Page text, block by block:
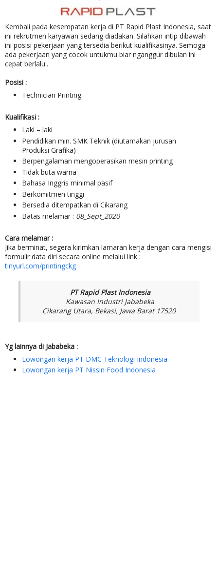
Kembali pada kesempatan kerja di PT Rapid Plast Indonesia, saat
ini rekrutmen karyawan sedang diadakan. Silahkan intip dibawah
ini posisi pekerjaan yang tersedia berikut kualifikasinya. Semoga
ada pekerjaan yang cocok untukmu biar nganggur dibulan ini
cepat berlalu..
Posisi :
Technician Printing
Kualifikasi :
Laki – laki
Pendidikan min. SMK Teknik (diutamakan jurusan
Produksi Grafika)
Berpengalaman mengoperasikan mesin printing
Tidak buta warna
Bahasa Inggris minimal pasif
Berkomitmen tinggi
Bersedia ditempatkan di Cikarang
Batas melamar : 08_Sept_2020
Cara melamar :
Jika berminat, segera kirimkan lamaran kerja dengan cara mengisi
formulir data diri secara online melalui link :
tinyurl.com/printingckg
PT Rapid Plast Indonesia
Kawasan Industri Jababeka
Cikarang Utara, Bekasi, Jawa Barat 17520
Yg lainnya di Jababeka :
Lowongan kerja PT DMC Teknologi Indonesia
Lowongan kerja PT Nissin Food Indonesia